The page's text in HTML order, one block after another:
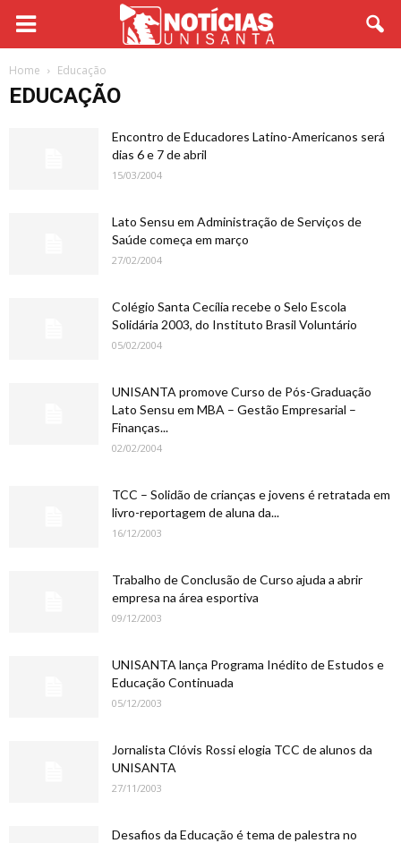
Home Educação
EDUCAÇÃO
Encontro de Educadores Latino-Americanos será
dias 6 e 7 de abril
15/03/2004
Lato Sensu em Administração de Serviços de
Saúde começa em março
27/02/2004
Colégio Santa Cecília recebe o Selo Escola
Solidária 2003, do Instituto Brasil Voluntário
05/02/2004
UNISANTA promove Curso de Pós-Graduação
Lato Sensu em MBA – Gestão Empresarial –
Finanças...
02/02/2004
TCC – Solidão de crianças e jovens é retratada em
livro-reportagem de aluna da...
16/12/2003
Trabalho de Conclusão de Curso ajuda a abrir
empresa na área esportiva
09/12/2003
UNISANTA lança Programa Inédito de Estudos e
Educação Continuada
05/12/2003
Jornalista Clóvis Rossi elogia TCC de alunos da
UNISANTA
27/11/2003
Desafios da Educação é tema de palestra no